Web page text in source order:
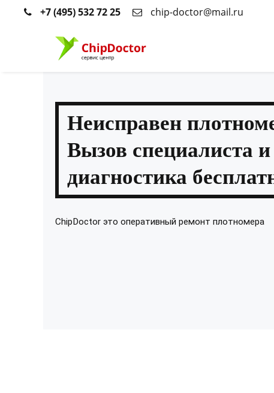
+7 (495) 532 72 25 chip-doctor@mail.ru
Неисправен
Вызов специалиста и
диагностика
ChipDoctor это оперативный ремонт плотномера